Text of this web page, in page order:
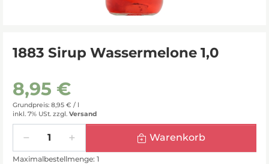
1883 Sirup Wassermelone 1,0
8,95 €
Grundpreis: 8,95 € / l
inkl. 7% USt. zzgl. Versand
Warenkorb
Maximalbestellmenge: 1